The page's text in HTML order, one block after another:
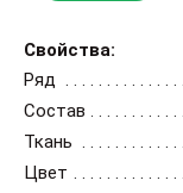
Свойства:
Ряд
Состав
Ткань
Цвет